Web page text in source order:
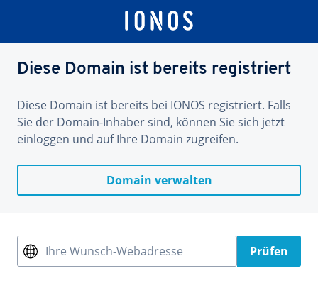
Diese Domain ist bereits registriert
Diese Domain ist bereits bei IONOS registriert. Falls
Sie der Domain-Inhaber sind, können Sie sich jetzt
einloggen und auf Ihre Domain zugreifen.
Domain verwalten
Ihre Wunsch-Webadresse Prüfen